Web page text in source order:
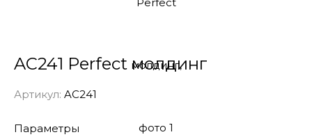
AC241 Perfect молдинг
Артикул: AC241
Параметры